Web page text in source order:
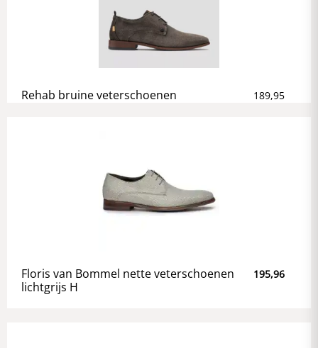
Rehab bruine veterschoenen 189,95
Floris van Bommel nette veterschoenen
lichtgrijs H
195,96